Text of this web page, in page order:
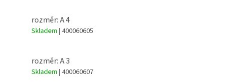
rozměr: A 4
Skladem | 400060605
rozměr: A 3
Skladem | 400060607